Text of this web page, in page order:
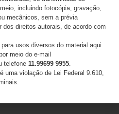
incluindo fotocópia, gravação,
mecânicos, sem a prévia
direitos autorais, de acordo com
usos diversos do material aqui
meio do e-mail
telefone 11.99699 9955
uma violação de Lei Federal 9.610,